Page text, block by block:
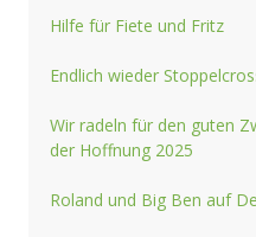
Hilfe für Fiete und Fritz
Endlich wieder
Wir radeln für den guten
der Hoffnung 2025
Roland und Big Ben auf